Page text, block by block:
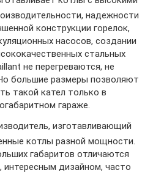
надежности
конструкции горелок,
насосов, создании
стальных
не перегреваются, не
большие размеры позволяют
такой кател только в
гараже.
изготавливающий
котлы разной мощности.
габаритов отличаются
дизайном, часто